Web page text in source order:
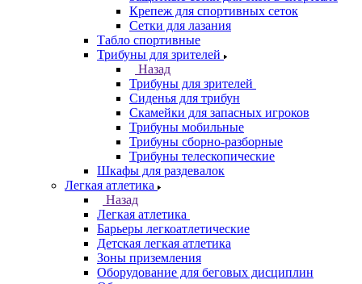
Крепеж для спортивных сеток
Сетки для лазания
Табло спортивные
Трибуны для зрителей
Назад
Трибуны для зрителей
Сиденья для трибун
Скамейки для запасных игроков
Трибуны мобильные
Трибуны сборно-разборные
Трибуны телескопические
Шкафы для раздевалок
Легкая атлетика
Назад
Легкая атлетика
Барьеры легкоатлетические
Детская легкая атлетика
Зоны приземления
Оборудование для беговых дисциплин